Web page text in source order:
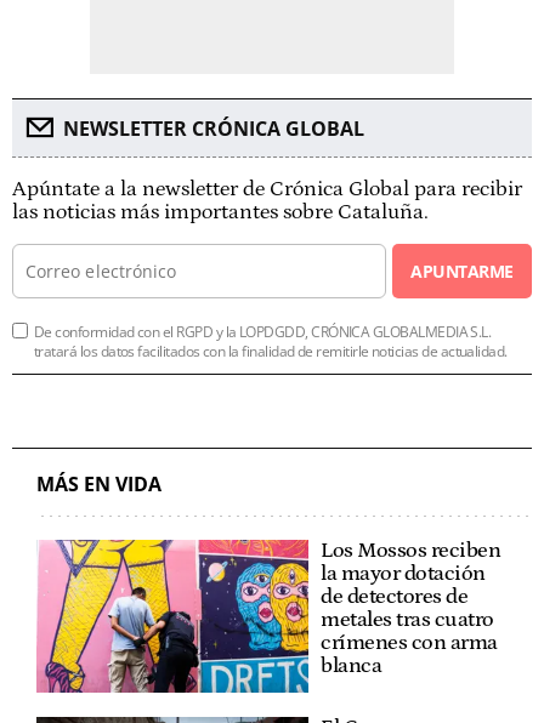
NEWSLETTER CRÓNICA GLOBAL
Apúntate a la newsletter de Crónica Global para recibir
las noticias más importantes sobre Cataluña.
APUNTARME
De conformidad con el RGPD y la LOPDGDD, CRÓNICA GLOBALMEDIA S.L.
tratará los datos facilitados con la finalidad de remitirle noticias de actualidad.
MÁS EN VIDA
Los Mossos reciben
la mayor dotación
de detectores de
metales tras cuatro
crímenes con arma
blanca